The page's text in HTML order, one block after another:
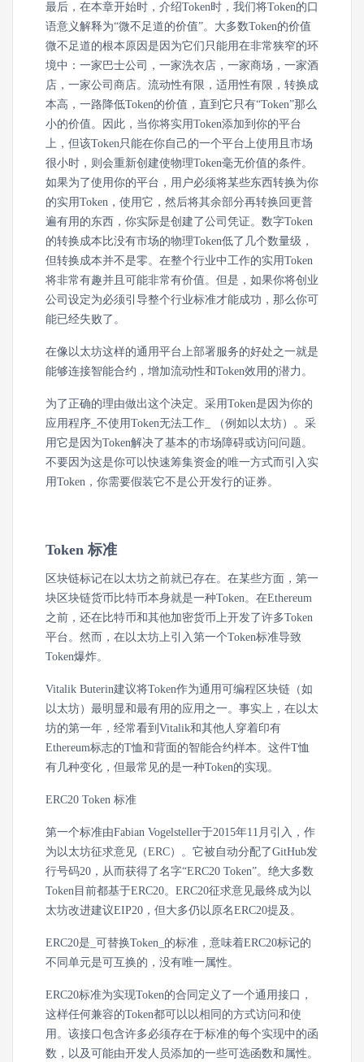
最后，在本章开始时，介绍Token时，我们将Token的口
语意义解释为“微不足道的价值”。大多数Token的价值
微不足道的根本原因是因为它们只能用在非常狭窄的环
境中：一家巴士公司，一家洗衣店，一家商场，一家酒
店，一家公司商店。流动性有限，适用性有限，转换成
本高，一路降低Token的价值，直到它只有“Token”那么
小的价值。因此，当你将实用Token添加到你的平台
上，但该Token只能在你自己的一个平台上使用且市场
很小时，则会重新创建使物理Token毫无价值的条件。
如果为了使用你的平台，用户必须将某些东西转换为你
的实用Token，使用它，然后将其余部分再转换回更普
遍有用的东西，你实际是创建了公司凭证。数字Token
的转换成本比没有市场的物理Token低了几个数量级，
但转换成本并不是零。在整个行业中工作的实用Token
将非常有趣并且可能非常有价值。但是，如果你将创业
公司设定为必须引导整个行业标准才能成功，那么你可
能已经失败了。
在像以太坊这样的通用平台上部署服务的好处之一就是
能够连接智能合约，增加流动性和Token效用的潜力。
为了正确的理由做出这个决定。采用Token是因为你的
应用程序_不使用Token无法工作_ （例如以太坊）。采
用它是因为Token解决了基本的市场障碍或访问问题。
不要因为这是你可以快速筹集资金的唯一方式而引入实
用Token，你需要假装它不是公开发行的证券。
Token 标准
区块链标记在以太坊之前就已存在。在某些方面，第一
块区块链货币比特币本身就是一种Token。在Ethereum
之前，还在比特币和其他加密货币上开发了许多Token
平台。然而，在以太坊上引入第一个Token标准导致
Token爆炸。
Vitalik Buterin建议将Token作为通用可编程区块链（如
以太坊）最明显和最有用的应用之一。事实上，在以太
坊的第一年，经常看到Vitalik和其他人穿着印有
Ethereum标志的T恤和背面的智能合约样本。这件T恤
有几种变化，但最常见的是一种Token的实现。
ERC20 Token 标准
第一个标准由Fabian Vogelsteller于2015年11月引入，作
为以太坊征求意见（ERC）。它被自动分配了GitHub发
行号码20，从而获得了名字“ERC20 Token”。绝大多数
Token目前都基于ERC20。ERC20征求意见最终成为以
太坊改进建议EIP20，但大多仍以原名ERC20提及。
ERC20是_可替换Token_的标准，意味着ERC20标记的
不同单元是可互换的，没有唯一属性。
ERC20标准为实现Token的合同定义了一个通用接口，
这样任何兼容的Token都可以以相同的方式访问和使
用。该接口包含许多必须存在于标准的每个实现中的函
数，以及可能由开发人员添加的一些可选函数和属性。